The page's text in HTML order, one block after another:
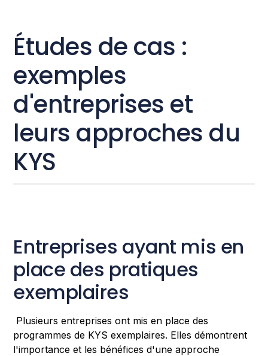
Études de cas :
exemples
d'entreprises et
leurs approches du
KYS
Entreprises ayant mis en
place des pratiques
exemplaires
Plusieurs entreprises ont mis en place des
programmes de KYS exemplaires. Elles démontrent
l'importance et les bénéfices d'une approche